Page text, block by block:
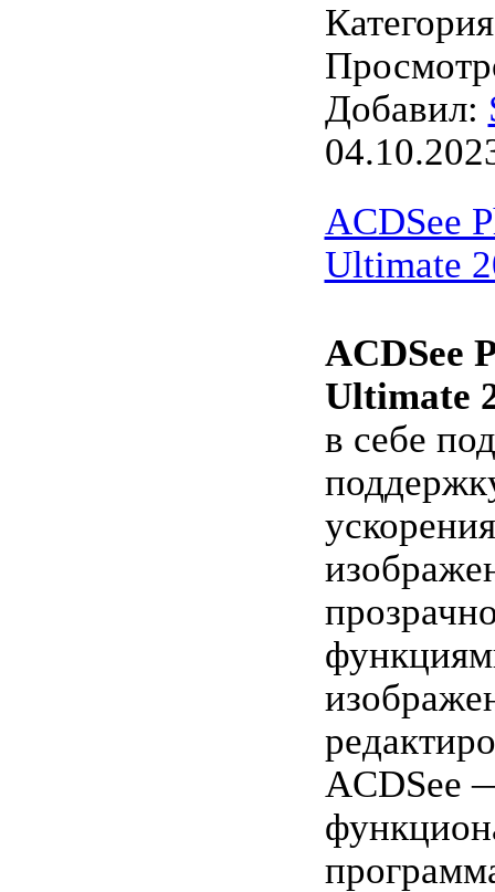
Добавил:
ACDSee
Ultimate
ACDSee
Ultimate
в себе
ACDSee